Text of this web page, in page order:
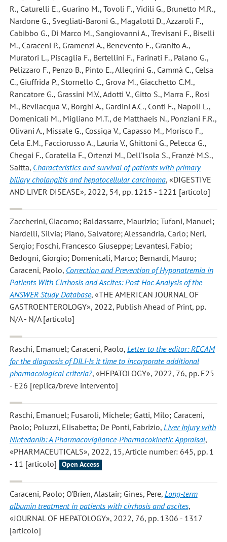
R., Caturelli E., Guarino M., Tovoli F., Vidili G., Brunetto M.R.,
Nardone G., Svegliati-Baroni G., Magalotti D., Azzaroli F.,
Cabibbo G., Di Marco M., Sangiovanni A., Trevisani F., Biselli
M., Caraceni P., Gramenzi A., Benevento F., Granito A.,
Muratori L., Piscaglia F., Bertellini F., Farinati F., Palano G.,
Pelizzaro F., Penzo B., Pinto E., Allegrini G., Cammà C., Celsa
C., Giuffrida P., Stornello C., Grova M., Giacchetto C.M.,
Rancatore G., Grassini M.V., Adotti V., Gitto S., Marra F., Rosi
M., Bevilacqua V., Borghi A., Gardini A.C., Conti F., Napoli L.,
Domenicali M., Migliano M.T., de Matthaeis N., Ponziani F.R.,
Olivani A., Missale G., Cossiga V., Capasso M., Morisco F.,
Cela E.M., Facciorusso A., Lauria V., Ghittoni G., Pelecca G.,
Chegai F., Coratella F., Ortenzi M., Dell'Isola S., Franzè M.S.,
Saitta, Characteristics and survival of patients with primary
biliary cholangitis and hepatocellular carcinoma, «DIGESTIVE
AND LIVER DISEASE», 2022, 54, pp. 1215 - 1221 [articolo]
Zaccherini, Giacomo; Baldassarre, Maurizio; Tufoni, Manuel;
Nardelli, Silvia; Piano, Salvatore; Alessandria, Carlo; Neri,
Sergio; Foschi, Francesco Giuseppe; Levantesi, Fabio;
Bedogni, Giorgio; Domenicali, Marco; Bernardi, Mauro;
Caraceni, Paolo, Correction and Prevention of Hyponatremia in
Patients With Cirrhosis and Ascites: Post Hoc Analysis of the
ANSWER Study Database, «THE AMERICAN JOURNAL OF
GASTROENTEROLOGY», 2022, Publish Ahead of Print, pp.
N/A - N/A [articolo]
Raschi, Emanuel; Caraceni, Paolo, Letter to the editor: RECAM
for the diagnosis of DILI-Is it time to incorporate additional
pharmacological criteria?, «HEPATOLOGY», 2022, 76, pp. E25
- E26 [replica/breve intervento]
Raschi, Emanuel; Fusaroli, Michele; Gatti, Milo; Caraceni,
Paolo; Poluzzi, Elisabetta; De Ponti, Fabrizio, Liver Injury with
Nintedanib: A Pharmacovigilance-Pharmacokinetic Appraisal,
«PHARMACEUTICALS», 2022, 15, Article number: 645, pp. 1
- 11 [articolo]
Open Access
Caraceni, Paolo; O'Brien, Alastair; Gines, Pere, Long-term
albumin treatment in patients with cirrhosis and ascites,
«JOURNAL OF HEPATOLOGY», 2022, 76, pp. 1306 - 1317
[articolo]